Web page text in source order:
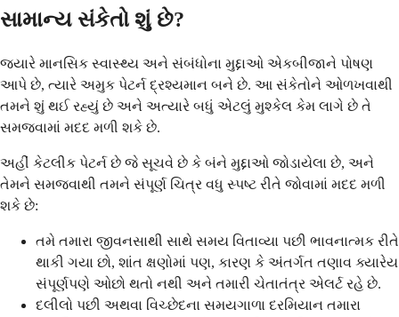
સામાન્ય સંકેતો શું છે?
જ્યારે માનસિક સ્વાસ્થ્ય અને સંબંધોના મુદ્દાઓ એકબીજાને પોષણ
આપે છે, ત્યારે અમુક પેટર્ન દ્રશ્યમાન બને છે. આ સંકેતોને ઓળખવાથી
તમને શું થઈ રહ્યું છે અને અત્યારે બધું એટલું મુશ્કેલ કેમ લાગે છે તે
સમજવામાં મદદ મળી શકે છે.
અહીં કેટલીક પેટર્ન છે જે સૂચવે છે કે બંને મુદ્દાઓ જોડાયેલા છે, અને
તેમને સમજવાથી તમને સંપૂર્ણ ચિત્ર વધુ સ્પષ્ટ રીતે જોવામાં મદદ મળી
શકે છે:
તમે તમારા જીવનસાથી સાથે સમય વિતાવ્યા પછી ભાવનાત્મક રીતે
થાકી ગયા છો, શાંત ક્ષણોમાં પણ, કારણ કે અંતર્ગત તણાવ ક્યારેય
સંપૂર્ણપણે ઓછો થતો નથી અને તમારી ચેતાતંત્ર એલર્ટ રહે છે.
દલીલો પછી અથવા વિચ્છેદના સમયગાળા દરમિયાન તમારા